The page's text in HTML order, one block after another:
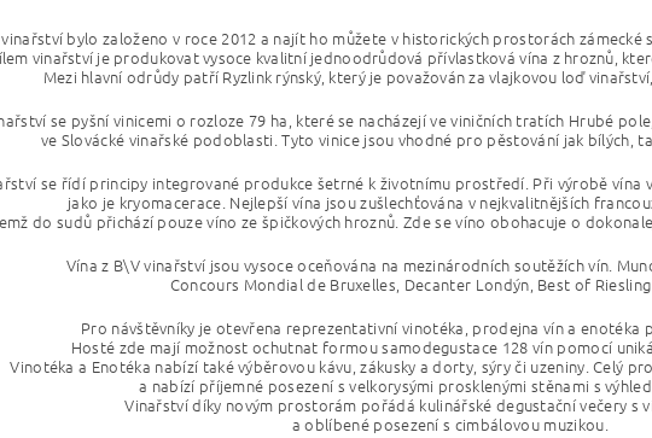
bylo založeno v roce 2012 a najít ho můžete v historických prostorách
vinařství je produkovat vysoce kvalitní jednoodrůdová přívlastková vína z hroznů,
Mezi hlavní odrůdy patří Ryzlink rýnský, který je považován za vlajkovou loď vinařství,
se pyšní vinicemi o rozloze 79 ha, které se nacházejí ve viničních tratích Hrubé
ve Slovácké vinařské podoblasti. Tyto vinice jsou vhodné pro pěstování jak bílých,
se řídí principy integrované produkce šetrné k životnímu prostředí. Při výrobě vína
jako je kryomacerace. Nejlepší vína jsou zušlechťována v nejkvalitnějších
do sudů přichází pouze víno ze špičkových hroznů. Zde se víno obohacuje o
Vína z B\V vinařství jsou vysoce oceňována na mezinárodních soutěžích vín.
Concours Mondial de Bruxelles, Decanter Londýn, Best of
Pro návštěvníky je otevřena reprezentativní vinotéka, prodejna vín a enotéka
Hosté zde mají možnost ochutnat formou samodegustace 128 vín pomocí
Vinotéka a Enotéka nabízí také výběrovou kávu, zákusky a dorty, sýry či uzeniny. Celý
a nabízí příjemné posezení s velkorysými prosklenými stěnami s
Vinařství díky novým prostorám pořádá kulinářské degustační večery s
a oblíbené posezení s cimbálovou muzikou.